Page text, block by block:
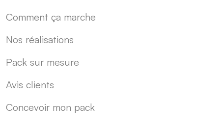
Comment ça marche
Nos réalisations
Pack sur mesure
Avis clients
Concevoir mon pack